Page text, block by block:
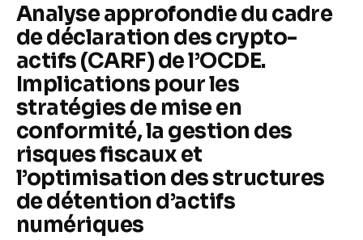
Shop
Analyse approfondie du cadre
de déclaration des crypto-
actifs (CARF) de l’OCDE.
Implications pour les
stratégies de mise en
conformité, la gestion des
risques fiscaux et
l’optimisation des structures
de détention d’actifs
numériques